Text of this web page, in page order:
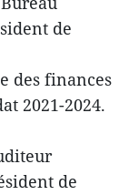
de
des finances
2021-2024.
de